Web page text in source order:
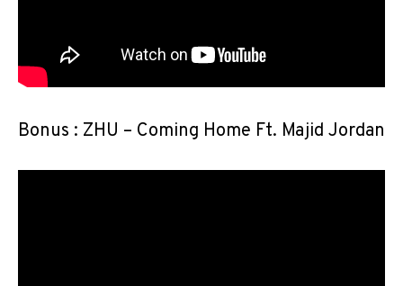
Bonus : ZHU – Coming Home Ft. Majid Jordan